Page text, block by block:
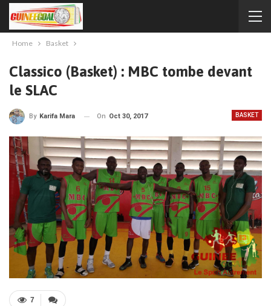
Home Basket
Classico (Basket) : MBC tombe devant
le SLAC
BASKET
By Karifa Mara On Oct 30, 2017
7